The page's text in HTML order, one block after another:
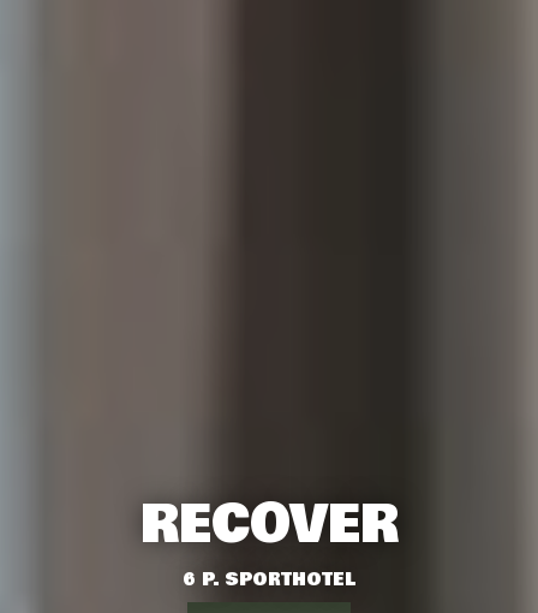
RECOVER
6 P. SPORTHOTEL